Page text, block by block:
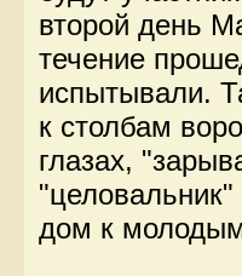
второй день
течение
испытывали.
к столбам
глазах,
"целовальник"
дом к